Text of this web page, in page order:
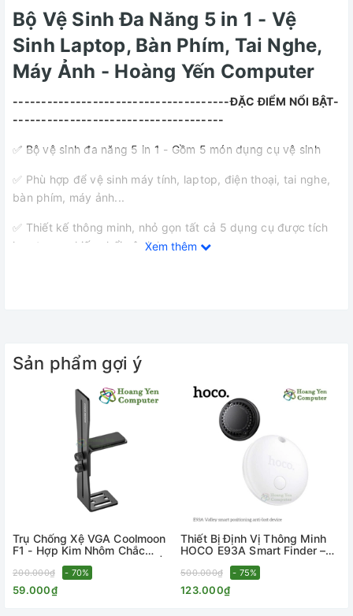
Bộ Vệ Sinh Đa Năng 5 in 1 - Vệ
Sinh Laptop, Bàn Phím, Tai Nghe,
Máy Ảnh - Hoàng Yến Computer
--------------------------------------ĐẶC ĐIỂM NỔI BẬT-
-------------------------------------
✅ Bộ vệ sinh đa năng 5 in 1 - Gồm 5 món dụng cụ vệ sinh
✅ Phù hợp để vệ sinh máy tính, laptop, điện thoại, tai nghe,
bàn phím, máy ảnh...
✅ Thiết kế thông minh, nhỏ gọn tất cả 5 dụng cụ được tích
hợp trong chiếc chổi vệ sinh.Xem thêm
Sản phẩm gợi ý
Trụ Chống Xệ VGA Coolmoon
F1 - Hợp Kim Nhôm Chắc
Hoangyencomputer
200.000₫ - 70%
59.000₫
Thiết Bị Định Vị Thông Minh
HOCO E93A Smart Finder –
Chìa khóa, Xe Máy –
HoangYenComputer
500.000₫ - 75%
123.000₫